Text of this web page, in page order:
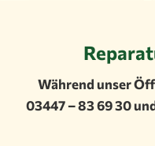
Während unser
03447 – 83 69 30